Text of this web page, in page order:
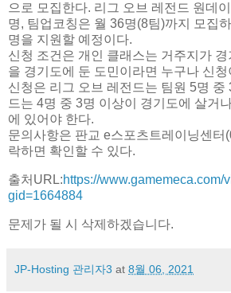
으로 모집한다. 리그 오브 레전드 원데
명, 팀업코칭은 월 36명(8팀)까지 모집
명을 지원할 예정이다.
신청 조건은 개인 클래스는 거주지가
을 경기도에 둔 도민이라면 누구나 신청
신청은 리그 오브 레전드는 팀원 5명 중
드는 4명 중 3명 이상이 경기도에 살거
에 있어야 한다.
문의사항은 판교 e스포츠트레이닝센터
락하면 확인할 수 있다.
출처URL:https://www.gamemeca.com/
gid=1664884
문제가 될 시 삭제하겠습니다.
JP-Hosting 관리자3 at 8월 06, 2021